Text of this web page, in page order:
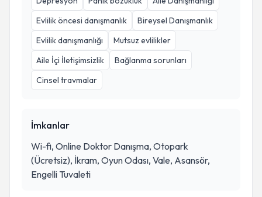
Evlilik öncesi danışmanlık
Bireysel Danışmanlık
Evlilik danışmanlığı
Mutsuz evlilikler
Aile İçi İletişimsizlik
Bağlanma sorunları
Cinsel travmalar
İmkanlar
Wi-fi, Online Doktor Danışma, Otopark
(Ücretsiz), İkram, Oyun Odası, Vale, Asansör,
Engelli Tuvaleti